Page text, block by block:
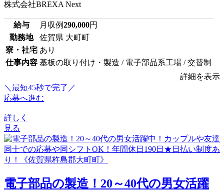
株式会社BREXA Next
給与 月収例290,000円
勤務地
佐賀県 大町町
寮・社宅 あり
仕事内容 基板の取り付け・製造 / 電子部品系工場 / 交替制
詳細を表示
＼最短45秒で完了／
応募へ進む
詳しく
見る
電子部品の製造！20～40代の男女活躍